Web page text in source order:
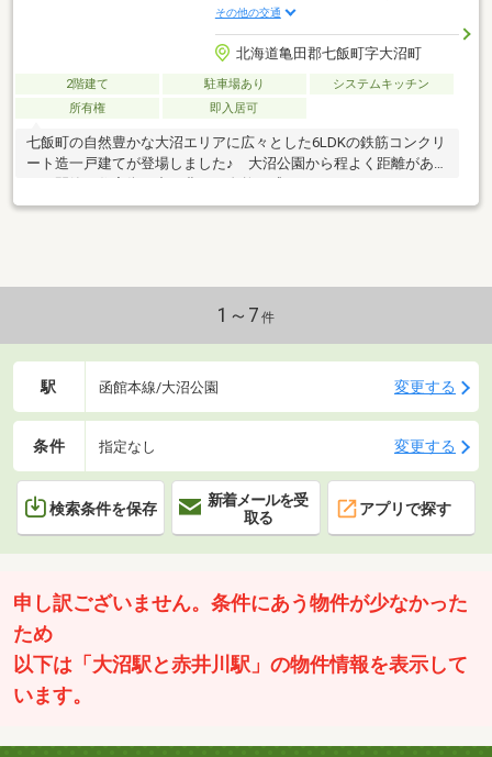
その他の交通
北海道亀田郡七飯町字大沼町
2階建て 駐車場あり
システムキッチン
所有権
即入居可
七飯町の自然豊かな大沼エリアに広々とした6LDKの鉄筋コンクリ
ート造一戸建てが登場しました♪ 大沼公園から程よく距離があ
た充実した時間を過ごすことが可能です ６LDKの充実した間取
住や田舎暮らしの拠点、または別荘としてご検討してみてはいか
がでしょうか内覧のご予約・お問い合わせは協和ハウス（0138-
1～7 件
駅 函館本線/大沼公園 変更する
条件 指定なし 変更する
検索条件を保存
新着メールを受
取る
アプリで探す
申し訳ございません。条件にあう物件が少なかった
ため
以下は「大沼駅と赤井川駅」の物件情報を表示して
います。